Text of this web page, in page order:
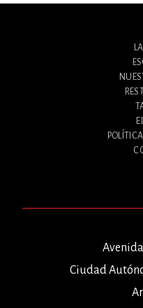
Avenida
Ciudad